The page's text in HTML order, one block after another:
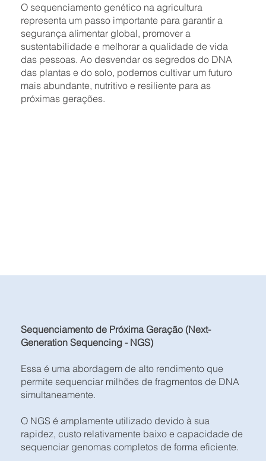
O sequenciamento genético na agricultura
representa um passo importante para garantir a
segurança alimentar global, promover a
sustentabilidade e melhorar a qualidade de vida
das pessoas. Ao desvendar os segredos do DNA
das plantas e do solo, podemos cultivar um futuro
mais abundante, nutritivo e resiliente para as
próximas gerações.
Sequenciamento de Próxima Geração (Next-
Generation Sequencing - NGS)
Essa é uma abordagem de alto rendimento que
permite sequenciar milhões de fragmentos de DNA
simultaneamente.
O NGS é amplamente utilizado devido à sua
rapidez, custo relativamente baixo e capacidade de
sequenciar genomas completos de forma eficiente.